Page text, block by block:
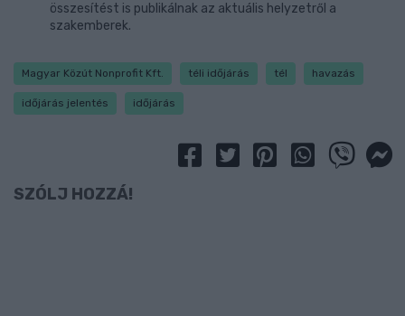
összesítést is publikálnak az aktuális helyzetről a
szakemberek.
Magyar Közút Nonprofit Kft. téli időjárás tél havazás
időjárás jelentés időjárás
SZÓLJ HOZZÁ!